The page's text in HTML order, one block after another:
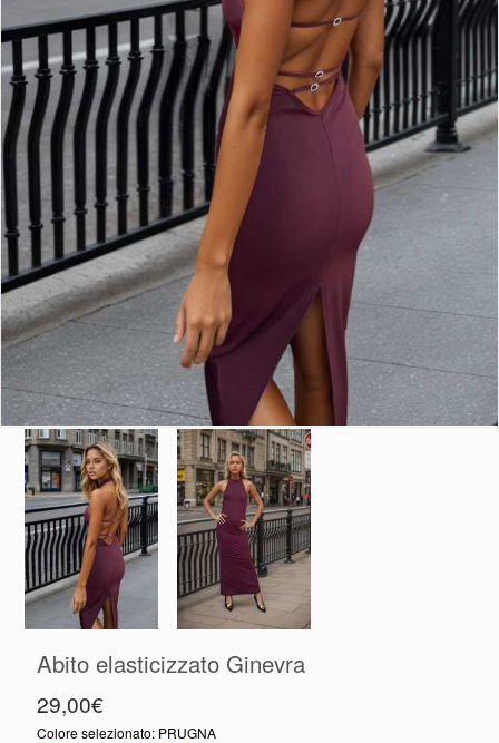
Abito elasticizzato Ginevra
29,00€
Colore selezionato: PRUGNA